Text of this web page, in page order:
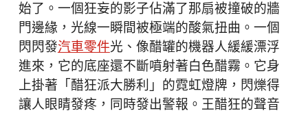
始了。一個狂妄的影子佔滿了那扇被撞破的牆
門邊緣，光線一瞬間被極端的酸氣扭曲。一個
閃閃發汽車零件光、像醋罐的機器人緩緩漂浮
進來，它的底座還不斷噴射著白色醋霧。它身
上掛著「醋狂派大勝利」的霓虹燈牌，閃爍得
讓人眼睛發疼，同時發出警報。王醋狂的聲音